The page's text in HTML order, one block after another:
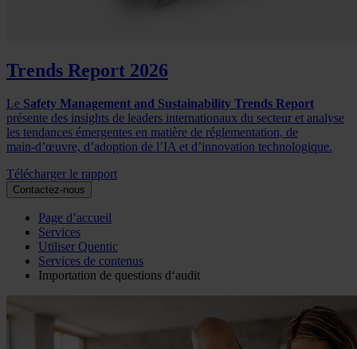
Trends Report 2026
Le Safety Management and Sustainability Trends Report
présente des insights de leaders internationaux du secteur et analyse
les tendances émergentes en matière de réglementation, de
main‑d’œuvre, d’adoption de l’IA et d’innovation technologique.
Télécharger le rapport
Contactez-nous
Page d’accueil
Services
Utiliser Quentic
Services de contenus
Importation de questions d‘audit